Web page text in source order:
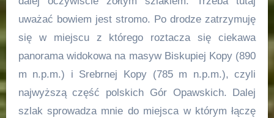
uważać bowiem jest stromo. Po drodze zatrzymuję
się w miejscu z którego roztacza się ciekawa
panorama widokowa na masyw Biskupiej Kopy (890
m n.p.m.) i Srebrnej Kopy (785 m n.p.m.), czyli
najwyższą część polskich Gór Opawskich. Dalej
szlak sprowadza mnie do miejsca w którym łączę